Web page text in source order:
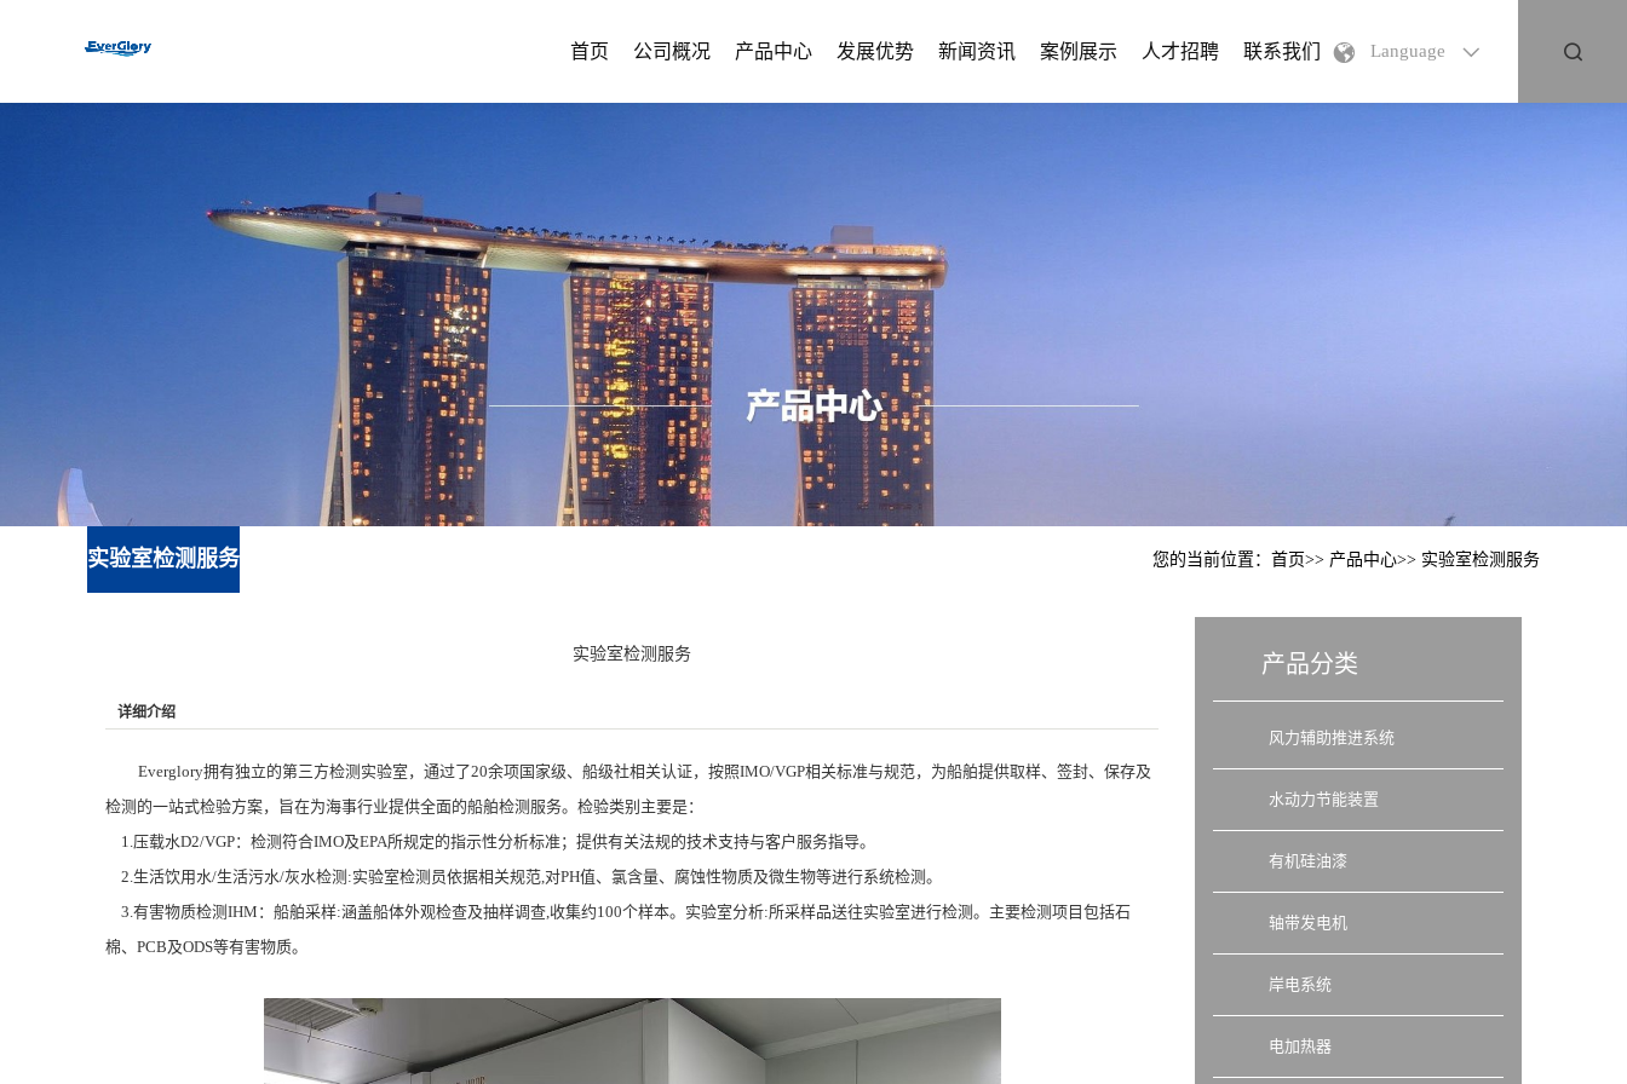
Language
首页 公司概况 产品中心 发展优势 新闻资讯 案例展示 人才招聘 联系我们
实验室检测服务 您的当前位置： 首页 产品中心 实验室检测服务
实验室检测服务
详细介绍
Everglory拥有独立的第三方检测实验室，通过了20余项国家级、船级社相关认证，按照IMO/VGP相关标准与规范，为船舶提供取样、签封、保存及
检测的一站式检验方案，旨在为海事行业提供全面的船舶检测服务。检验类别主要是：
1. 压载水D2/VGP：检测符合IMO及EPA所规定的指示性分析标准；提供有关法规的技术支持与客户服务指导。
2. 生活饮用水/生活污水/灰水检测:实验室检测员依据相关规范 对PH值、氯含量、腐蚀性物质及微生物等进行系统检测。
3. 有害物质检测IHM ：船舶采样:涵盖船体外观检查及抽样调查 收集约100个样本。实验室分析:所采样品送往实验室进行检测。主要检测项目包括石
棉、 PCB及ODS等有害物质。
产品分类
风力辅助推进系统
水动力节能装置
有机硅油漆
轴带发电机
岸电系统
电加热器